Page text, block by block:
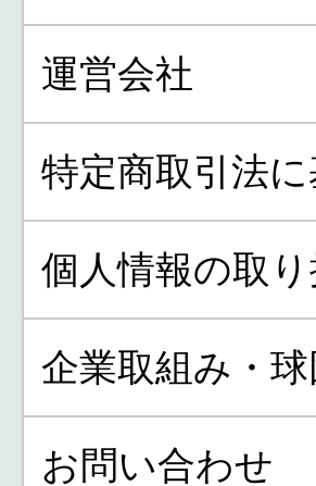
運営会社
特定商取引法
個人情報の取
企業取組み・
お問い合わせ